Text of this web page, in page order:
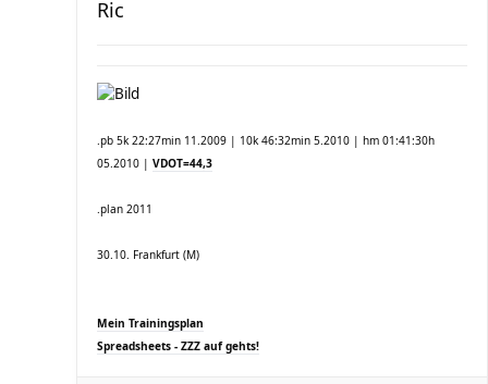
Ric
.pb 5k 22:27min 11.2009 | 10k 46:32min 5.2010 | hm 01:41:30h
05.2010 | VDOT=44,3
.plan 2011
30.10. Frankfurt (M)
Mein Trainingsplan
Spreadsheets - ZZZ auf gehts!